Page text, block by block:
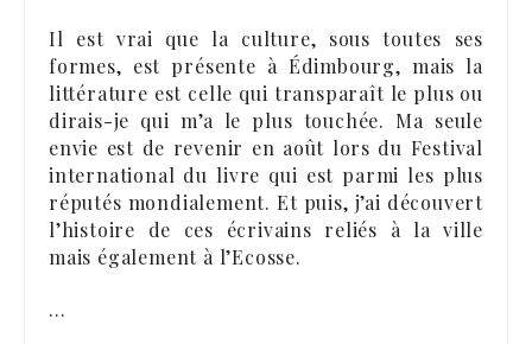
Il est vrai que la culture, sous toutes ses
formes, est présente à Édimbourg, mais la
littérature est celle qui transparaît le plus ou
dirais-je qui m’a le plus touchée. Ma seule
envie est de revenir en août lors du Festival
international du livre qui est parmi les plus
réputés mondialement. Et puis, j’ai découvert
l’histoire de ces écrivains reliés à la ville
mais également à l’Ecosse.
…